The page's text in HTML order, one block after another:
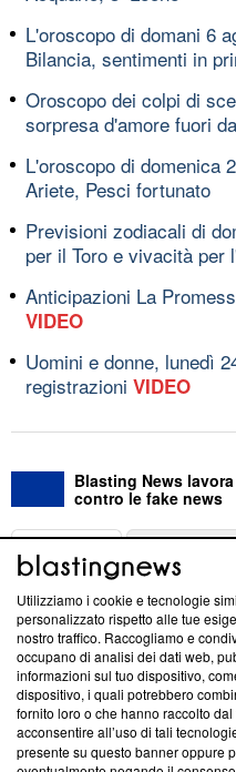
L'oroscopo di domani 6
Bilancia, sentimenti in
Oroscopo dei colpi di
sorpresa d'amore fuori
L'oroscopo di domenica
Ariete, Pesci fortunato
Previsioni zodiacali di
per il Toro e vivacità per
Anticipazioni La
VIDEO
Uomini e donne, lunedì
registrazioni VIDEO
Blasting News
contro le fake news
ABOUT
Questa sezione offre
News, sui nostri processi
creare news di qualità.
‘Trust Project - News with
ancora membro del
parte; Trust Project non ha
conformità agli standard.
Utilizziamo i cookie e tecnologie
personalizzato rispetto alle tue
nostro traffico. Raccogliamo e
occupano di analisi dei dati web,
informazioni sul tuo dispositivo,
dispositivo, i quali potrebbero
fornito loro o che hanno raccolto
acconsentire all’uso di tali
presente su questo banner oppure